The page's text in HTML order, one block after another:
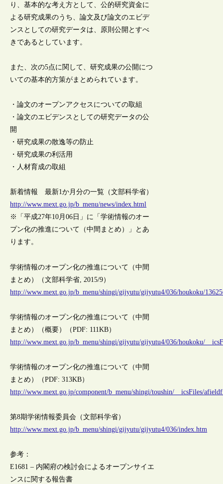
り、基本的な考え方として、公的研究資金に
よる研究成果のうち、論文及び論文のエビデ
ンスとしての研究データは、原則公開とすべ
きであるとしています。
また、次の5点に関して、研究成果の公開につ
いての基本的方策がまとめられています。
・論文のオープンアクセスについての取組
・論文のエビデンスとしての研究データの公
開
・研究成果の散逸等の防止
・研究成果の利活用
・人材育成の取組
新着情報 最新1か月分の一覧（文部科学省）
http://www.mext.go.jp/b_menu/news/index.html
※「平成27年10月06日」に「学術情報のオー
プン化の推進について（中間まとめ）」とあ
ります。
学術情報のオープン化の推進について（中間
まとめ）（文部科学省, 2015/9）
http://www.mext.go.jp/b_menu/shingi/gijyutu/gijyutu4/036/houkoku/
学術情報のオープン化の推進について（中間
まとめ）（概要）（PDF: 111KB）
http://www.mext.go.jp/b_menu/shingi/gijyutu/gijyutu4/036/houkoku/
学術情報のオープン化の推進について（中間
まとめ）（PDF: 313KB）
http://www.mext.go.jp/component/b_menu/shingi/toushin/__icsFiles/
第8期学術情報委員会（文部科学省）
http://www.mext.go.jp/b_menu/shingi/gijyutu/gijyutu4/036/index.htm
参考：
E1681 – 内閣府の検討会によるオープンサイエ
ンスに関する報告書